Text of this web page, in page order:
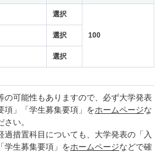
選択
100
選択
選択
可能性もありますので、必ず大学発表
項」「学生募集要項」をホームページな
い。
措置科目についても、大学発表の「入
学生募集要項」をホームページなどで確